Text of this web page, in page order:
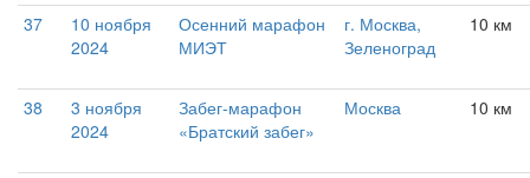
37
10 ноября
2024
Осенний марафон
МИЭТ
г. Москва,
Зеленоград
10 км
38
3 ноября
2024
Забег-марафон
«Братский забег»
Москва 10 км